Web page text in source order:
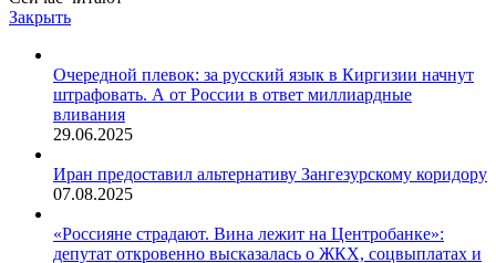
Закрыть
Очередной плевок: за русский язык в Киргизии начнут
штрафовать. А от России в ответ миллиардные
вливания
29.06.2025
Иран предоставил альтернативу Зангезурскому коридору
07.08.2025
«Россияне страдают. Вина лежит на Центробанке»:
депутат откровенно высказалась о ЖКХ, соцвыплатах и